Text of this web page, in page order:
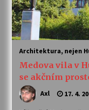
Architektura, nejen
Medova vila v
se akčním
Axl 17. 4.